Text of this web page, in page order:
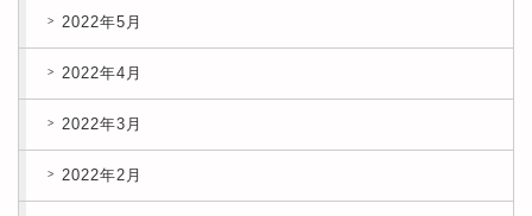
2022年5月
2022年4月
2022年3月
2022年2月